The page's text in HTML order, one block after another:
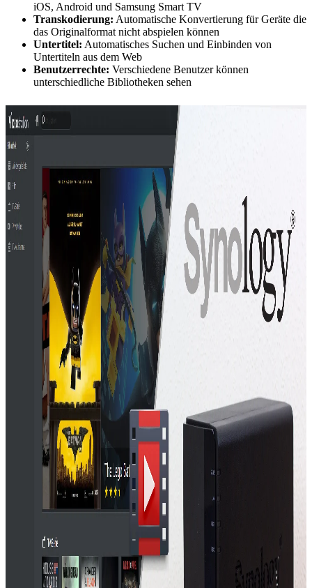
iOS, Android und Samsung Smart TV
Transkodierung: Automatische Konvertierung für Geräte die
das Originalformat nicht abspielen können
Untertitel: Automatisches Suchen und Einbinden von
Untertiteln aus dem Web
Benutzerrechte: Verschiedene Benutzer können
unterschiedliche Bibliotheken sehen